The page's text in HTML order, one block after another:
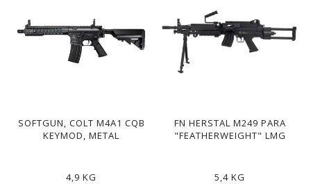
SOFTGUN, COLT M4A1 CQB
KEYMOD, METAL
4,9 KG
FN HERSTAL M249 PARA
"FEATHERWEIGHT" LMG
5,4 KG